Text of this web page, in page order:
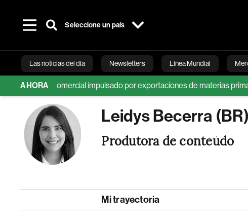
Seleccione un país
Las noticias del día Newsletters Línea Mundial
Bloomberg Green
AHORAcomercial impulsado por exportaciones de materias primas
Leidys Becerra (BR)
Produtora de conteúdo
Mi trayectoria